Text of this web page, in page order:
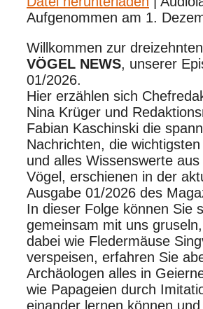
Aufgenommen am 1.
Willkommen zur
VÖGEL NEWS, unserer
01/2026.
Hier erzählen sich
Nina Krüger und
Fabian Kaschinski die
Nachrichten, die
und alles Wissenswerte
Vögel, erschienen in der
Ausgabe 01/2026 des
In dieser Folge können Sie
gemeinsam mit uns
dabei wie Fledermäuse
verspeisen, erfahren Sie
Archäologen alles in
wie Papageien durch
einander lernen können